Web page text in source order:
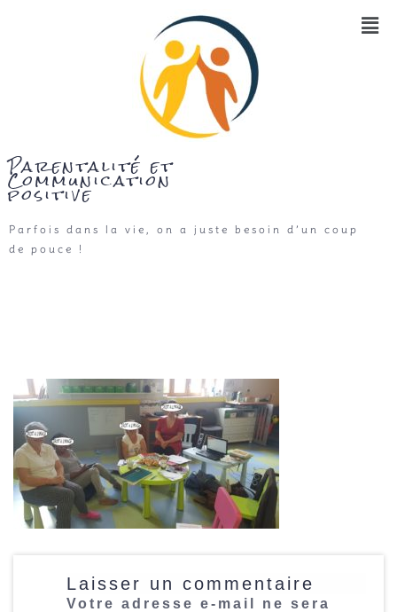
Parentalité et
Communication
positive
Parfois dans la vie, on a juste besoin d’un coup
de pouce !
Laisser un commentaire
Votre adresse e-mail ne sera